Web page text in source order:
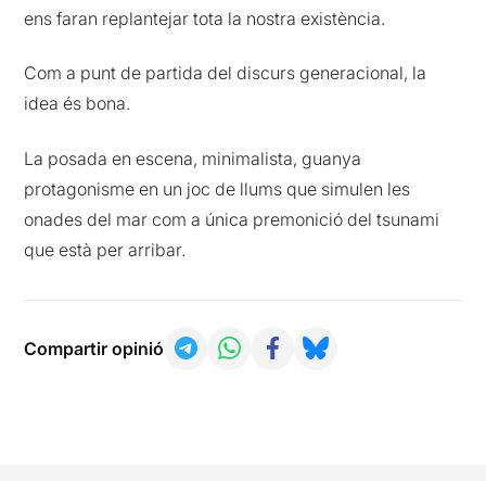
ens faran replantejar tota la nostra existència.
Com a punt de partida del discurs generacional, la
idea és bona.
La posada en escena, minimalista, guanya
protagonisme en un joc de llums que simulen les
onades del mar com a única premonició del tsunami
que està per arribar.
Compartir opinió